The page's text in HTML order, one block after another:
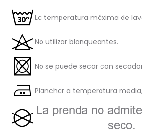
La temperatura máxima de
No utilizar blanqueantes.
No se puede secar con
Planchar a temperatura media,
La prenda no
seco.